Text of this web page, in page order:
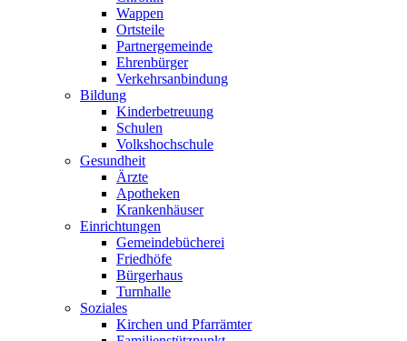
Wappen
Ortsteile
Partnergemeinde
Ehrenbürger
Verkehrsanbindung
Bildung
Kinderbetreuung
Schulen
Volkshochschule
Gesundheit
Ärzte
Apotheken
Krankenhäuser
Einrichtungen
Gemeindebücherei
Friedhöfe
Bürgerhaus
Turnhalle
Soziales
Kirchen und Pfarrämter